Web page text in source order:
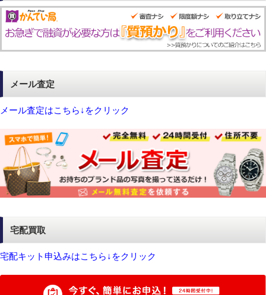
メール査定
メール査定はこちら↓をクリック
宅配買取
宅配キット申込みはこちら↓をクリック